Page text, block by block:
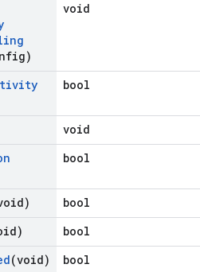
void
bool
void
bool
bool
bool
(void)
bool